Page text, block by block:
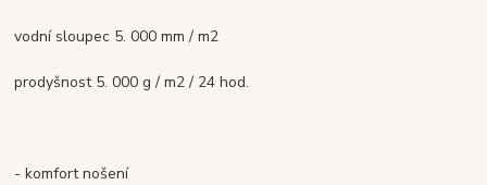
vodní sloupec 5. 000 mm / m2
prodyšnost 5. 000 g / m2 / 24 hod.
- komfort nošení